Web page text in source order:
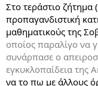
Στο τεράστιο ζήτημα
προπαγανδιστική
μαθηματικούς της
οποίος παραλίγο να
συνάρπασε ο
εγκυκλοπαίδεια της
να το πω με άλλους